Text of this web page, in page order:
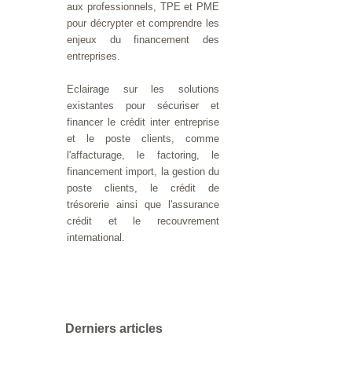
aux professionnels, TPE et PME
pour décrypter et comprendre les
enjeux du financement des
entreprises.
Eclairage sur les solutions
existantes pour sécuriser et
financer le crédit inter entreprise
et le poste clients, comme
l'affacturage, le factoring, le
financement import, la gestion du
poste clients, le crédit de
trésorerie ainsi que l'assurance
crédit et le recouvrement
international.
Derniers articles